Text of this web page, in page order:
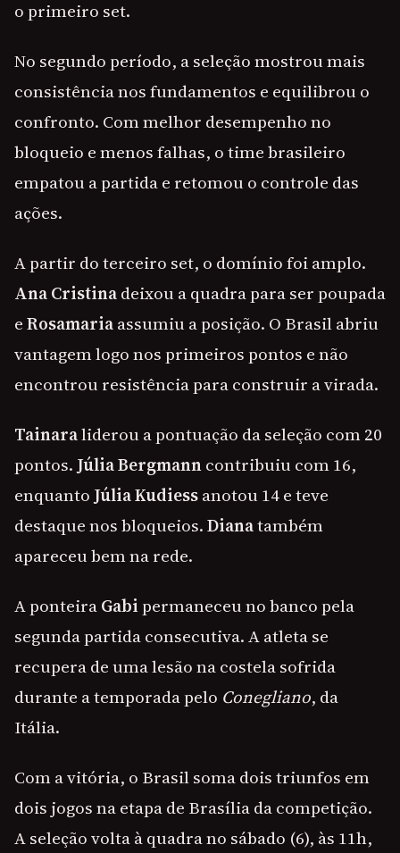
o primeiro set.
No segundo período, a seleção mostrou mais
consistência nos fundamentos e equilibrou o
confronto. Com melhor desempenho no
bloqueio e menos falhas, o time brasileiro
empatou a partida e retomou o controle das
ações.
A partir do terceiro set, o domínio foi amplo.
Ana Cristinadeixou a quadra para ser poupada
eRosamariaassumiu a posição. O Brasil abriu
vantagem logo nos primeiros pontos e não
encontrou resistência para construir a virada.
Tainaraliderou a pontuação da seleção com 20
pontos. Júlia Bergmanncontribuiu com 16,
enquanto Júlia Kudiessanotou 14 e teve
destaque nos bloqueios.Dianatambém
apareceu bem na rede.
A ponteiraGabipermaneceu no banco pela
segunda partida consecutiva. A atleta se
recupera de uma lesão na costela sofrida
durante a temporada pelo Conegliano, da
Itália.
Com a vitória, o Brasil soma dois triunfos em
dois jogos na etapa de Brasília da competição.
A seleção volta à quadra no sábado (6), às 11h,